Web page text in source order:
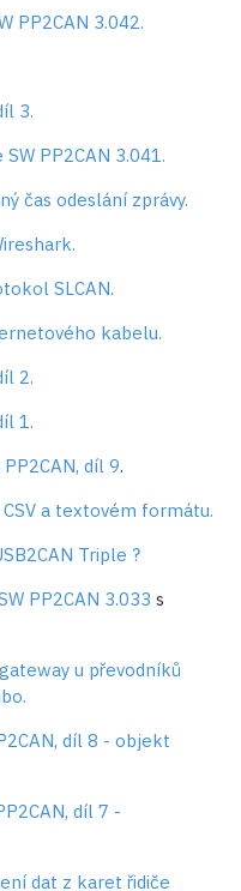
PP2CAN 3.042.
3.
PP2CAN 3.041.
čas odeslání zprávy.
SLCAN.
kabelu.
2.
1.
díl 9.
a textovém formátu.
Triple ?
PP2CAN 3.033 s
u převodníků
díl 8 - objekt
díl 7 -
dat z karet řidiče